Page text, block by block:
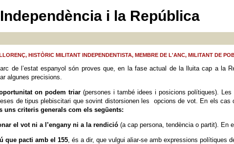
i la República
HISTÒRIC MILITANT INDEPENDENTISTA, MEMBRE DE L'ANC, MILITANT DE
de l’estat espanyol són proves que, en la fase actual de la lluita cap a la
algunes precisions.
on podem triar(persones i també idees i posicions polítiques).
de tipus plebiscitari que sovint distorsionen les opcions de vot. En els
uns criteris generals com els següents:
el vot ni a l’engany ni a la rendició (a cap persona, tendència o partit). En
que pacti amb el 155, és a dir, que vulgui aliar-se amb expressions polítiques